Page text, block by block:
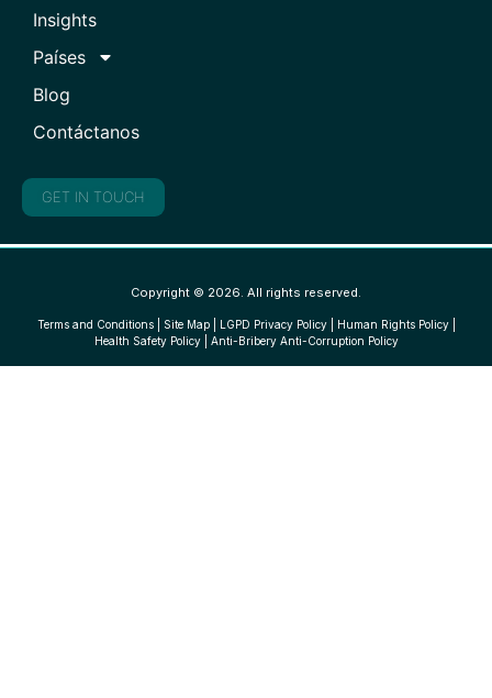
Insights
Países
Blog
Contáctanos
GET IN TOUCH
Copyright © 2026. All rights reserved.
Terms and Conditions| Site Map| LGPD Privacy Policy| Human Rights Policy|
Health Safety Policy| Anti-Bribery Anti-Corruption Policy